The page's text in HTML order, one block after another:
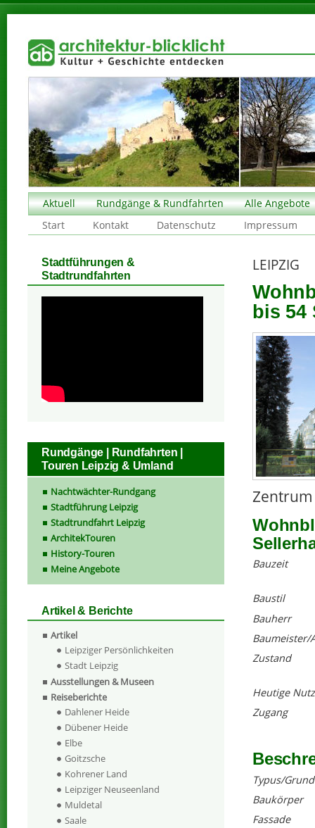
Aktuell Rundgänge & Rundfahrten
Alle Angebote
Start
Kontakt Datenschutz Impressum
LEIPZIG
bis 54
Bauzeit
Baustil
Bauherr
Baumeister/
Zustand
Heutige
Zugang
Typus/
Baukörper
Fassade
Stadtführungen &
Stadtrundfahrten
Rundgänge | Rundfahrten |
Touren Leipzig & Umland
Nachtwächter-Rundgang
Stadtführung Leipzig
Stadtrundfahrt Leipzig
ArchitekTouren
History-Touren
Meine Angebote
Artikel & Berichte
Artikel
Leipziger Persönlichkeiten
Stadt Leipzig
Ausstellungen & Museen
Reiseberichte
Dahlener Heide
Dübener Heide
Elbe
Goitzsche
Kohrener Land
Leipziger Neuseenland
Muldetal
Saale